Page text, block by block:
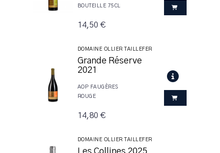
BOUTEILLE 75CL
14,50 €
DOMAINE OLLIER TAILLEFER
Grande Réserve
2021
AOP FAUGÈRES
ROUGE
14,80 €
DOMAINE OLLIER TAILLEFER